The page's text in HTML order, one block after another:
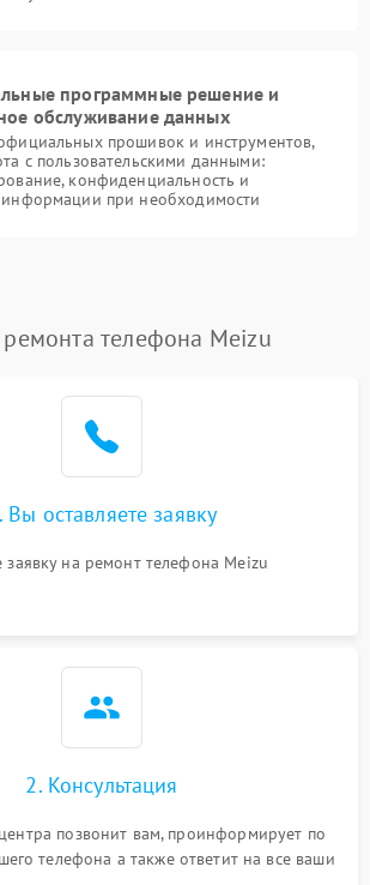
программные решение и
обслуживание данных
прошивок и инструментов,
с пользовательскими данными:
конфиденциальность и
информации при необходимости
телефона Meizu
Вы оставляете заявку
заявку на ремонт телефона Meizu
2. Консультация
позвонит вам, проинформирует по
телефона а также ответит на все ваши